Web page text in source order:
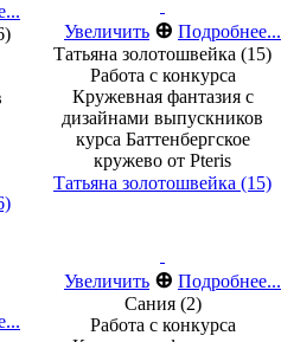
Увеличить ⊕ Подробнее...
Татьяна золотошвейка (15)
Работа с конкурса
Кружевная фантазия с
дизайнами выпускников
курса Баттенбергское
кружево от Pteris
Татьяна золотошвейка (15)
Увеличить ⊕ Подробнее...
Сания (2)
Работа с конкурса